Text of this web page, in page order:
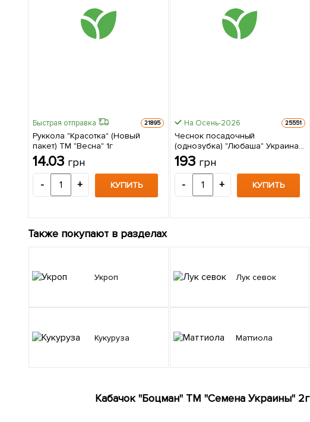
Быстрая отправка 21895
Руккола "Красотка" (Новый
пакет) ТМ "Весна" 1г
14.03 грн
- + КУПИТЬ
На Осень-2026 25551
Чеснок посадочный
(однозубка) "Любаша" Украина
200г (фракция 7-12мм)
193 грн
- + КУПИТЬ
Также покупают в разделах
Укроп
Кукуруза
Лук севок
Маттиола
Кабачок "Боцман" ТМ "Семена Украины" 2г